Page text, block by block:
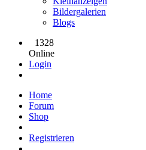
Bildergalerien
Blogs
1328
Online
Login
Home
Forum
Shop
Registrieren